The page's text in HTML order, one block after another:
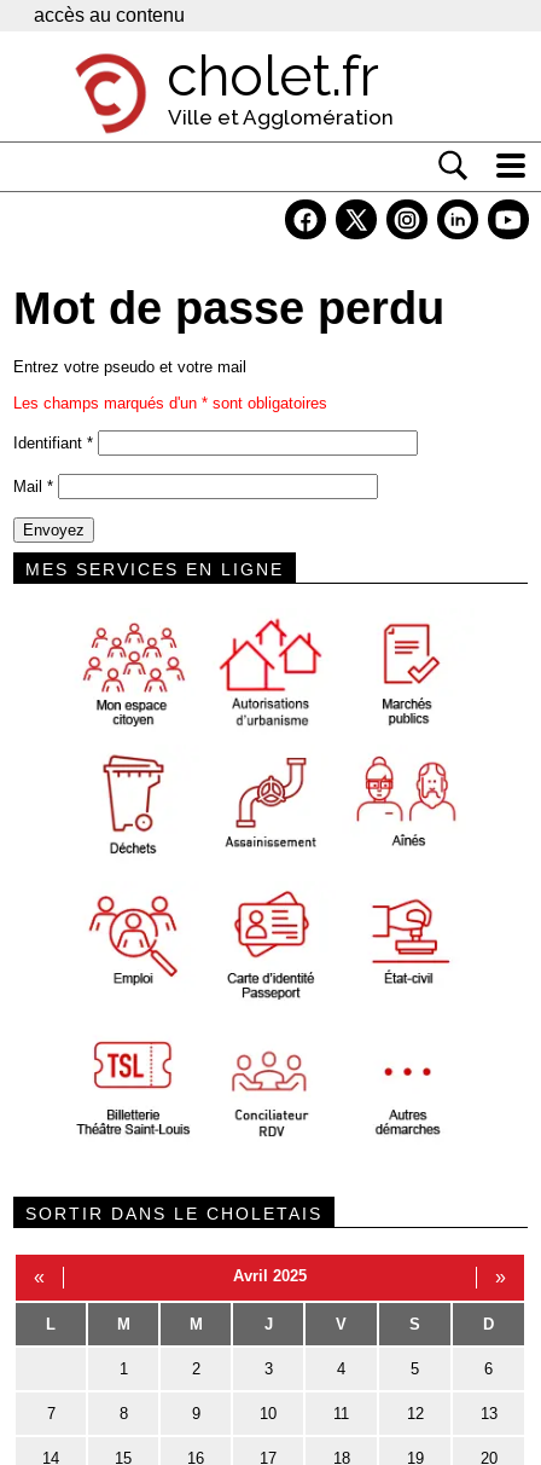
Panneau de gestion des cookies
accès au contenu
cholet.fr
Ville et Agglomération
Economie
Services
Contacts
Mot de passe perdu
Entrez votre pseudo et votre mail
Les champs marqués d'un * sont obligatoires
Identifiant *
Mail *
MES SERVICES EN LIGNE
SORTIR DANS LE CHOLETAIS
« Avril 2025 »
L M M J V S D
1 2 3 4 5 6
7 8 9 10 11 12 13
14 15 16 17 18 19 20